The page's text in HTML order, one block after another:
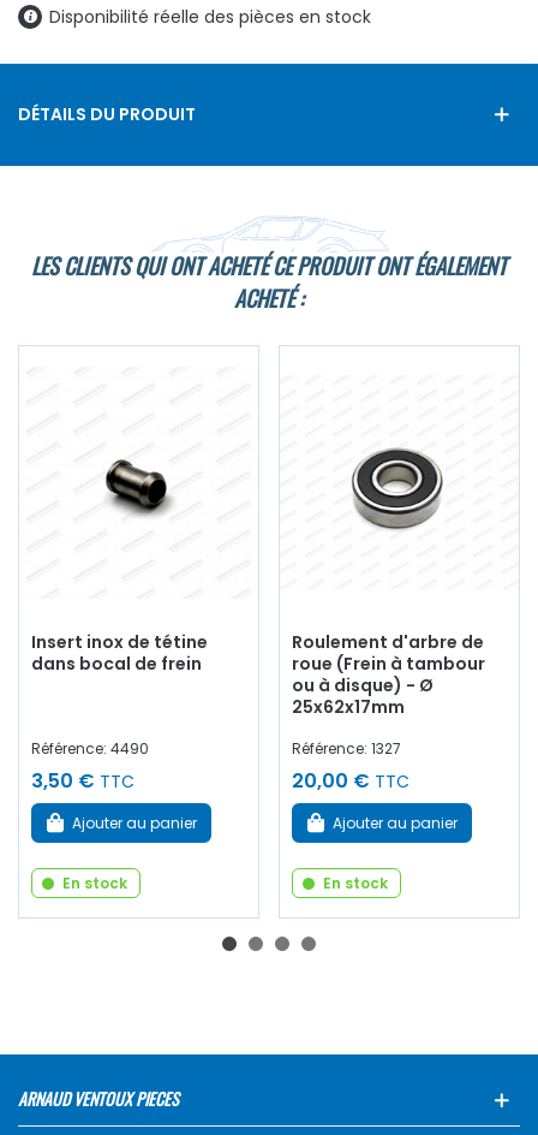
Disponibilité réelle des pièces en stock
DÉTAILS DU PRODUIT
LES CLIENTS QUI ONT ACHETÉ CE PRODUIT ONT ÉGALEMENT
ACHETÉ :
Insert inox de tétine
dans bocal de frein
Référence: 4490
3,50 € TTC
Ajouter au panier
En stock
Roulement d'arbre de
roue (Frein à tambour
ou à disque) - Ø
25x62x17mm
Référence: 1327
20,00 € TTC
Ajouter au panier
En stock
ARNAUD VENTOUX PIECES